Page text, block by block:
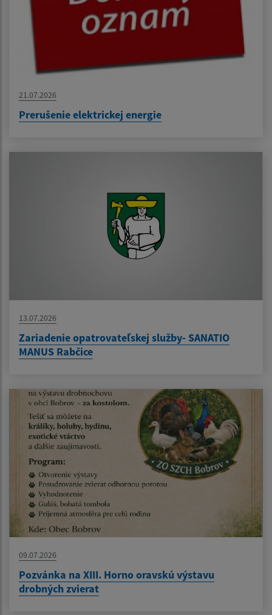
21.07.2026
Prerušenie elektrickej energie
13.07.2026
Zariadenie opatrovateľskej služby- SANATIO
MANUS Rabčice
09.07.2026
Pozvánka na XIII. Horno oravskú výstavu
drobných zvierat